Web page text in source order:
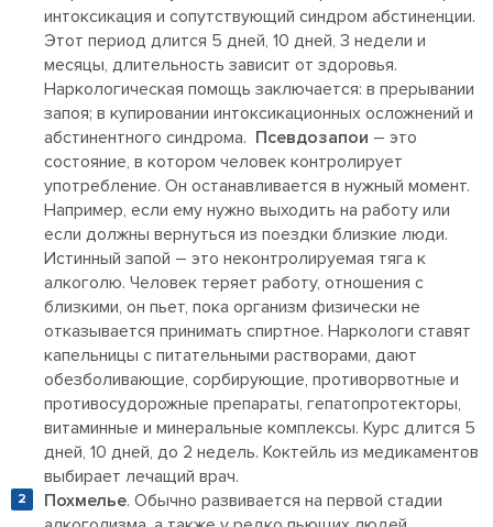
интоксикация и сопутствующий синдром абстиненции.
Этот период длится 5 дней, 10 дней, 3 недели и
месяцы, длительность зависит от здоровья.
Наркологическая помощь заключается: в прерывании
запоя; в купировании интоксикационных осложнений и
абстинентного синдрома. Псевдозапои – это
состояние, в котором человек контролирует
употребление. Он останавливается в нужный момент.
Например, если ему нужно выходить на работу или
если должны вернуться из поездки близкие люди.
Истинный запой – это неконтролируемая тяга к
алкоголю. Человек теряет работу, отношения с
близкими, он пьет, пока организм физически не
отказывается принимать спиртное. Наркологи ставят
капельницы с питательными растворами, дают
обезболивающие, сорбирующие, противорвотные и
противосудорожные препараты, гепатопротекторы,
витаминные и минеральные комплексы. Курс длится 5
дней, 10 дней, до 2 недель. Коктейль из медикаментов
выбирает лечащий врач.
Похмелье. Обычно развивается на первой стадии